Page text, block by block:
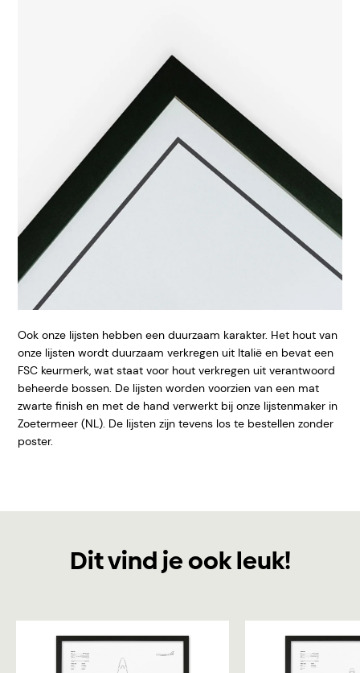
Ook onze lijsten hebben een duurzaam karakter. Het hout van
onze lijsten wordt duurzaam verkregen uit Italië en bevat een
FSC keurmerk, wat staat voor hout verkregen uit verantwoord
beheerde bossen. De lijsten worden voorzien van een mat
zwarte finish en met de hand verwerkt bij onze lijstenmaker in
Zoetermeer (NL). De lijsten zijn tevens los te bestellen zonder
poster.
Dit vind je ook leuk!